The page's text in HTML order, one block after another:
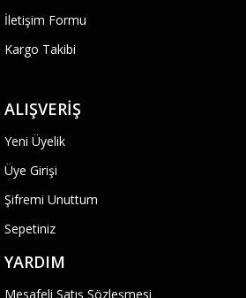
İletişim Formu
Kargo Takibi
ALIŞVERIŞ
Yeni Üyelik
Üye Girişi
Şifremi Unuttum
Sepetiniz
YARDIM
Mesafeli Satış Sözleşmesi